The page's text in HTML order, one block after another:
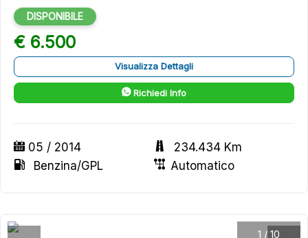
DISPONIBILE
€ 6.500
Visualizza Dettagli
Richiedi Info
05 / 2014
234.434 Km
Benzina/GPL
Automatico
1 / 10